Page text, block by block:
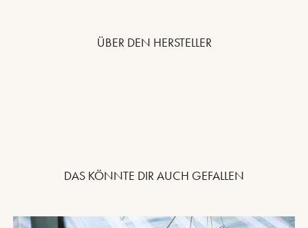
ÜBER DEN HERSTELLER
DAS KÖNNTE DIR AUCH GEFALLEN